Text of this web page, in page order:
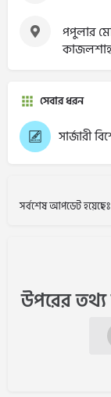
পপুলার
সেবার ধরন
সার্জারী
সর্বশেষ আপডেট
উপরের